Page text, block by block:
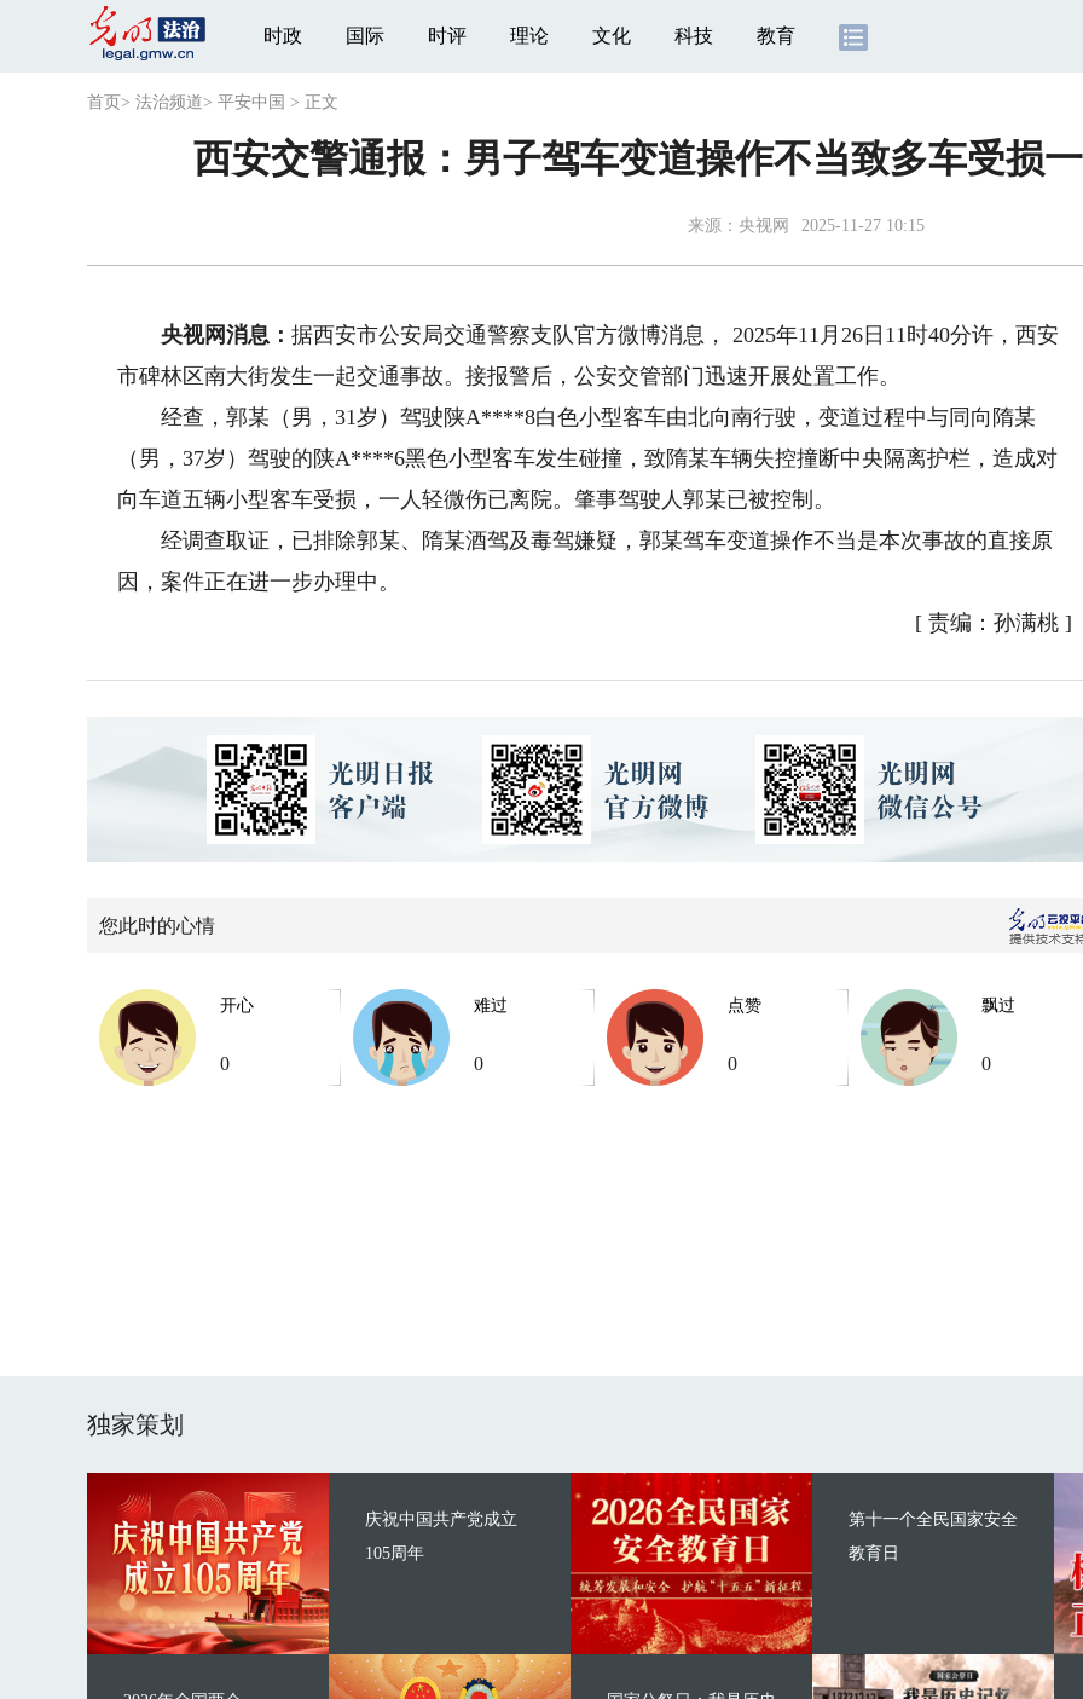
时政 国际 时评 理论 文化 科技 教育
首页 > 法治频道> 平安中国 > 正文
西安交警通报：男子驾车变道操作不当致多车受损
来源： 央视网 2025-11-27 10:15
央视网消息：据西安市公安局交通警察支队官方微博消息， 2025年11月26日11时40分许，西安
市碑林区南大街发生一起交通事故。接报警后，公安交管部门迅速开展处置工作。
经查，郭某（男，31岁）驾驶陕A****8白色小型客车由北向南行驶，变道过程中与同向隋某
（男，37岁）驾驶的陕A****6黑色小型客车发生碰撞，致隋某车辆失控撞断中央隔离护栏，造成对
向车道五辆小型客车受损，一人轻微伤已离院。肇事驾驶人郭某已被控制。
经调查取证，已排除郭某、隋某酒驾及毒驾嫌疑，郭某驾车变道操作不当是本次事故的直接原
因，案件正在进一步办理中。
[ 责编：孙满桃 ]
您此时的心情
开心
0
难过
0
点赞
0
飘过
0
独家策划
庆祝中国共产党成立
105周年
第十一个全民国家安全
教育日